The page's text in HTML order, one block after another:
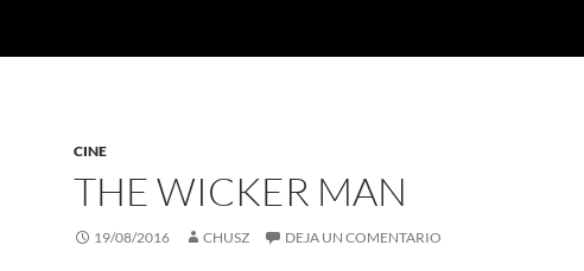
CINE
THE WICKER MAN
19/08/2016 CHUSZ DEJA UN COMENTARIO